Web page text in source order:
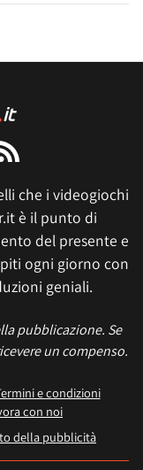
che i videogiochi
è il punto di
del presente e
ogni giorno con
geniali.
pubblicazione. Se
un compenso.
e condizioni
con noi
della pubblicità